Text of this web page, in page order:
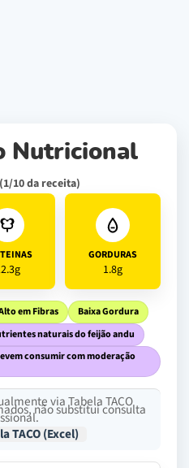
Nutricional
10 da receita)
GORDURAS
1.8g
em Fibras
Baixa Gordura
naturais do feijão andu
consumir com moderação
via Tabela TACO
não substitui consulta
TACO (Excel)